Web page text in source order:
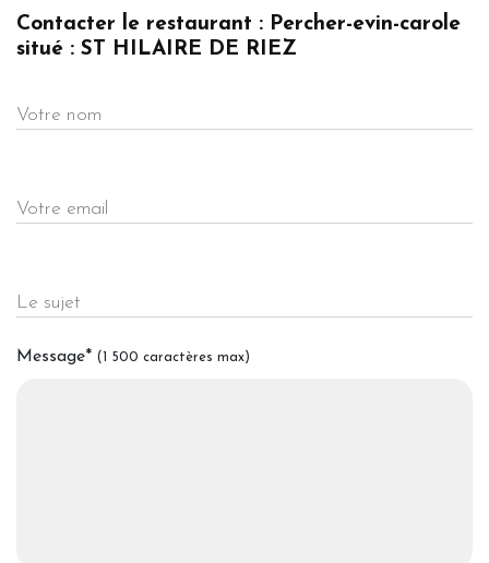
Contacter le restaurant : Percher-evin-carole
situé : ST HILAIRE DE RIEZ
Votre nom
Votre email
Le sujet
Message* (1 500 caractères max)